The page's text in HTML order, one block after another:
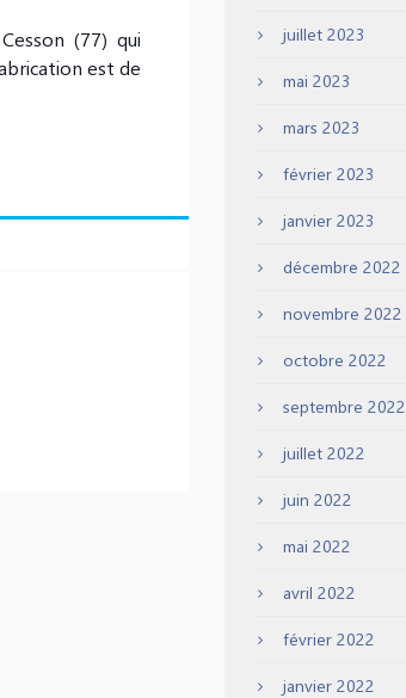
(77) qui
est de
juillet 2023
mai 2023
mars 2023
février 2023
janvier 2023
décembre 2022
novembre 2022
octobre 2022
septembre 2022
juillet 2022
juin 2022
mai 2022
avril 2022
février 2022
janvier 2022